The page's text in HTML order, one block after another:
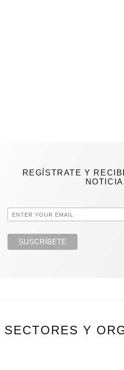
REGÍSTRATE Y
SECTORES Y